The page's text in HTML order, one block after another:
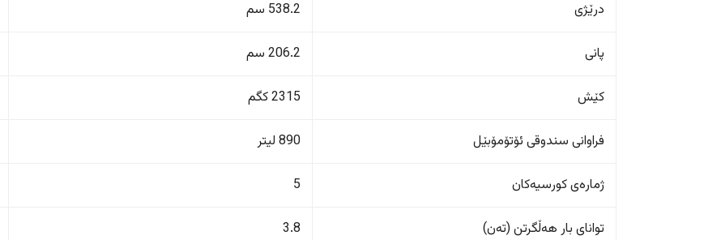
درێژی 538.2 سم
پانی 206.2 سم
کێش 2315 کگم
فراوانی سندوقی ئۆتۆمۆبێل 890 لیتر
ژمارەی کورسیەکان 5
تواناى بار هەڵگرتن (تەن) 3.8